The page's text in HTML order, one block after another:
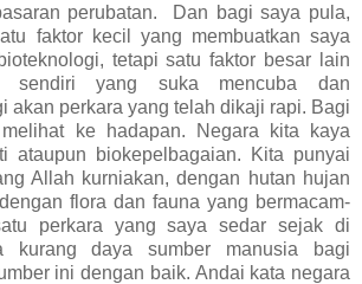
perubatan. Dan bagi saya pula,
faktor kecil yang membuatkan saya
tetapi satu faktor besar lain
yang suka mencuba dan
akan perkara yang telah dikaji rapi. Bagi
ke hadapan. Negara kita kaya
ataupun biokepelbagaian. Kita punyai
Allah kurniakan, dengan hutan hujan
flora dan fauna yang bermacam-
perkara yang saya sedar sejak di
kurang daya sumber manusia bagi
ini dengan baik. Andai kata negara